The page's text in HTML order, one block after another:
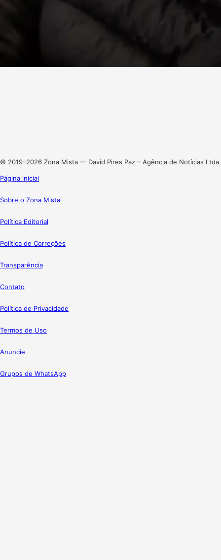
© 2019–2026 Zona Mista — David Pires Paz – Agência de Notícias Ltda.
Página inicial
Sobre o Zona Mista
Política Editorial
Política de Correções
Transparência
Contato
Política de Privacidade
Termos de Uso
Anuncie
Grupos de WhatsApp